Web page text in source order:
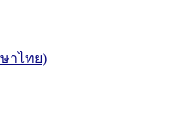
าไทย)